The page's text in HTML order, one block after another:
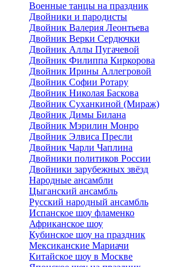
Военные танцы на праздник
Двойники и пародисты
Двойник Валерия Леонтьева
Двойник Верки Сердючки
Двойник Аллы Пугачевой
Двойник Филиппа Киркорова
Двойник Ирины Аллегровой
Двойник Софии Ротару
Двойник Николая Баскова
Двойник Суханкиной (Мираж)
Двойник Димы Билана
Двойник Мэрилин Монро
Двойник Элвиса Пресли
Двойник Чарли Чаплина
Двойники политиков России
Двойники зарубежных звёзд
Народные ансамбли
Цыганский ансамбль
Русский народный ансамбль
Испанское шоу фламенко
Африканское шоу
Кубинское шоу на праздник
Мексиканские Мариачи
Китайское шоу в Москве